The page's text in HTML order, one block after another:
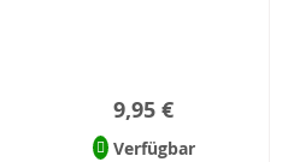
9,95 €
Verfügbar